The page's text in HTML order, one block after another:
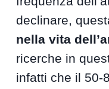
declinare,
nella vita
ricerche in
infatti che il 50-